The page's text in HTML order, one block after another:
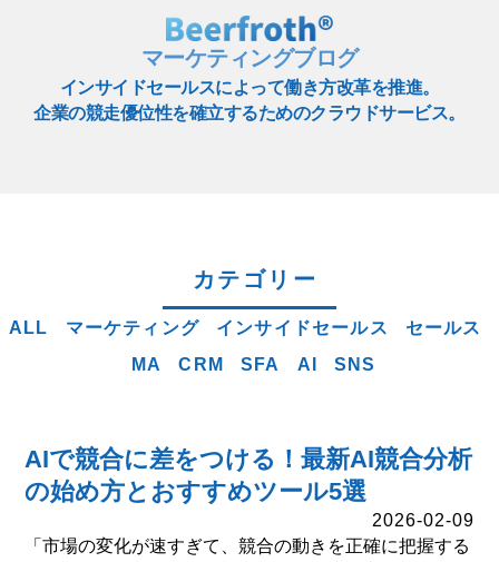
マーケティングブログ
インサイドセールスによって働き方改革を推進。
企業の競走優位性を確立するためのクラウドサービス。
カテゴリー
ALL マーケティング インサイドセールス
セールス
MA
CRM SFA AI SNS
AIで競合に差をつける！最新AI競合分析
の始め方とおすすめツール5選
2026-02-09
「市場の変化が速すぎて、競合の動きを正確に把握する